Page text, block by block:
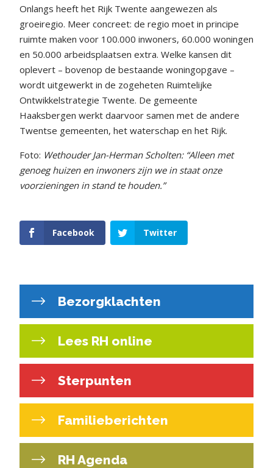
Onlangs heeft het Rijk Twente aangewezen als
groeiregio. Meer concreet: de regio moet in principe
ruimte maken voor 100.000 inwoners, 60.000 woningen
en 50.000 arbeidsplaatsen extra. Welke kansen dit
oplevert – bovenop de bestaande woningopgave –
wordt uitgewerkt in de zogeheten Ruimtelijke
Ontwikkelstrategie Twente. De gemeente
Haaksbergen werkt daarvoor samen met de andere
Twentse gemeenten, het waterschap en het Rijk.
Foto: Wethouder Jan-Herman Scholten: “Alleen met
genoeg huizen en inwoners zijn we in staat onze
voorzieningen in stand te houden.”
Facebook Twitter
Bezorgklachten
Lees RH online
Sterpunten
Familieberichten
RH Agenda